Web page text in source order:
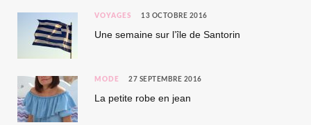
VOYAGES 13 OCTOBRE 2016
Une semaine sur l’île de Santorin
MODE 27 SEPTEMBRE 2016
La petite robe en jean